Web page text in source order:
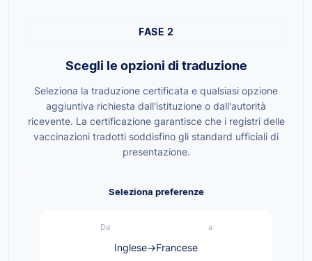
FASE 2
Scegli le opzioni di traduzione
Seleziona la traduzione certificata e qualsiasi opzione
aggiuntiva richiesta dall'istituzione o dall'autorità
ricevente. La certificazione garantisce che i registri delle
vaccinazioni tradotti soddisfino gli standard ufficiali di
presentazione.
Seleziona preferenze
Da a
Inglese→Francese